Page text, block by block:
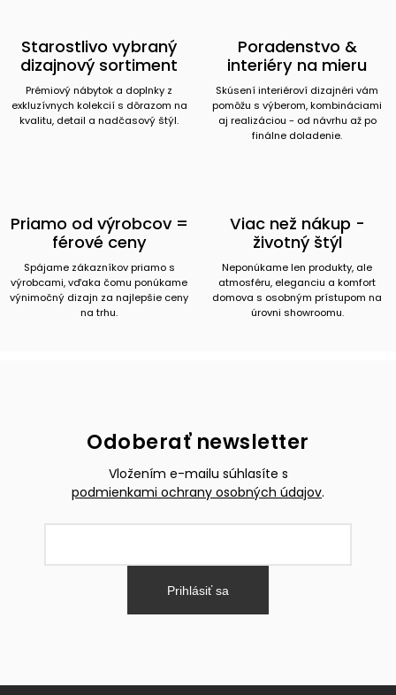
Starostlivo vybraný
dizajnový sortiment
Prémiový nábytok a doplnky z
exkluzívnych kolekcií s dôrazom na
kvalitu, detail a nadčasový štýl.
Poradenstvo &
interiéry na mieru
Skúsení interiéroví dizajnéri vám
pomôžu s výberom, kombináciami
aj realizáciou - od návrhu až po
finálne doladenie.
Priamo od výrobcov =
férové ceny
Spájame zákazníkov priamo s
výrobcami, vďaka čomu ponúkame
výnimočný dizajn za najlepšie ceny
na trhu.
Viac než nákup -
životný štýl
Neponúkame len produkty, ale
atmosféru, eleganciu a komfort
domova s osobným prístupom na
úrovni showroomu.
Odoberať newsletter
Vložením e-mailu súhlasíte s
podmienkami ochrany osobných údajov.
Prihlásiť sa